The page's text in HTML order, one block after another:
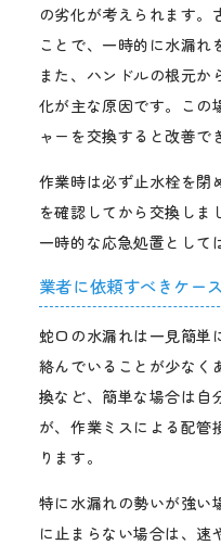
の劣化が考えられます。
ことで、一時的に水漏れ
また、ハンドルの根元
化が主な原因です。この
ャーを交換すると改善で
作業時は必ず止水栓を閉
を確認してから交換しま
一時的な応急処置として
業者に依頼すべきケー
蛇口の水漏れは一見簡単
絡んでいることが少なく
換など、簡単な場合は自
が、作業ミスによる配管
ります。
特に水漏れの勢いが強い
に止まらない場合は、速